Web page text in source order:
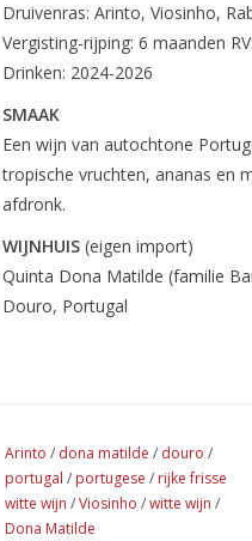
Druivenras: Arinto, Viosinho,
Vergisting-rijping: 6 maanden
Drinken: 2024-2026
SMAAK
Een wijn van autochtone
tropische vruchten, ananas en
afdronk.
WIJNHUIS (eigen import)
Quinta Dona Matilde (familie
Douro, Portugal
Arinto / dona matilde / douro /
portugal / portugese / rijke frisse
witte wijn /Viosinho /witte wijn /
Dona Matilde